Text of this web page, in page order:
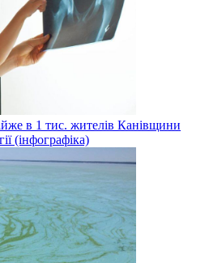
в 1 тис. жителів Канівщини
(інфографіка)